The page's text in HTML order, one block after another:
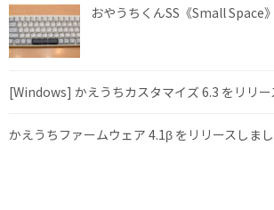
おやうちくんSS《Small Space
[Windows] かえうちカスタマイズ 6.3 をリリー
かえうちファームウェア 4.1β をリリースしま